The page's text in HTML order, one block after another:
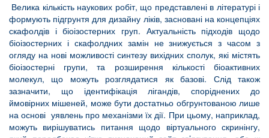
Велика кількість наукових робіт, що представлені в літературі і
формують підгрунтя для дизайну ліків, засновані на концепціях
скафолдів і біоізостерних груп. Актуальність підходів щодо
біоізостерних і скафолдних замін не знижується з часом з
огляду на нові можливості синтезу вихідних сполук, які містять
біоізостерні групи, та розширення кількості біоактивних
молекул, що можуть розглядатися як базові. Слід також
зазначити, що ідентифікація лігандів, споріднених до
ймовірних мішеней, може бути достатньо обгрунтованою лише
на основі уявлень про механізми їх дії. При цьому, наприклад,
можуть вирішуватись питання щодо віртуального скринінгу,